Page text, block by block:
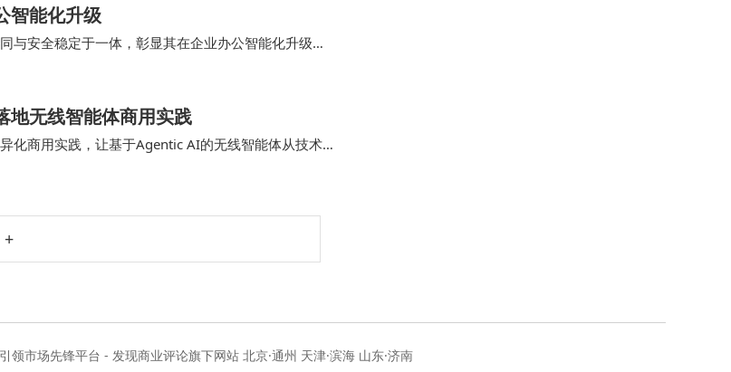
智能化升级
与安全稳定于一体，彰显其在企业办公智能化升级中
AI智能计算、高端音视频处理…
地无线智能体商用实践
化商用实践，让基于Agentic AI的无线智能体从技术概
AI+运维的全流程…
+
领市场先锋平台 - 发现商业评论旗下网站 北京·通州 天津·滨海 山东·济南